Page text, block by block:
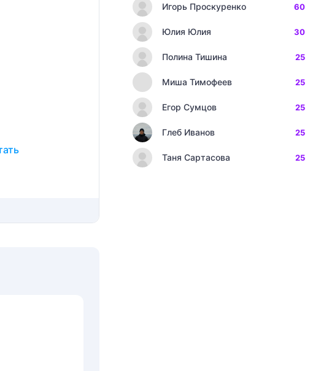
Игорь Проскуренко 60
Юлия Юлия 30
Полина Тишина 25
Миша Тимофеев 25
Егор Сумцов 25
Глеб Иванов 25
Таня Сартасова 25